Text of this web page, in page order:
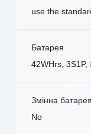
use the
Батарея
42WHrs, 3S1P,
Змінна батарея
No